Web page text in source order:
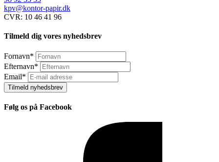
kpv@kontor-papir.dk
CVR: 10 46 41 96
Tilmeld dig vores nyhedsbrev
Fornavn*
Efternavn*
Email*
Tilmeld nyhedsbrev
Følg os på Facebook